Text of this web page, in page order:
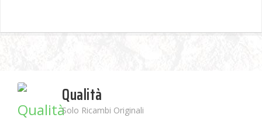
Qualità
Solo Ricambi Originali